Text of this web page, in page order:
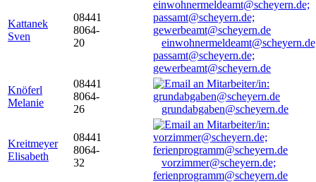
Kattanek
Sven
08441
8064-
20
passamt@scheyern.de;
gewerbeamt@scheyern.de
Knöferl
Melanie
08441
8064-
26
grundabgaben@scheyern.de
Kreitmeyer
Elisabeth
08441
8064-
32
vorzimmer@scheyern.de;
ferienprogramm@scheyern.de